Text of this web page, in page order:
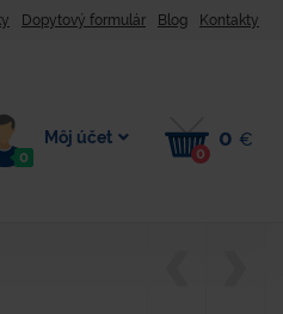
Dopytový formulár Blog Kontakty
0
Môj účet
0
0 €